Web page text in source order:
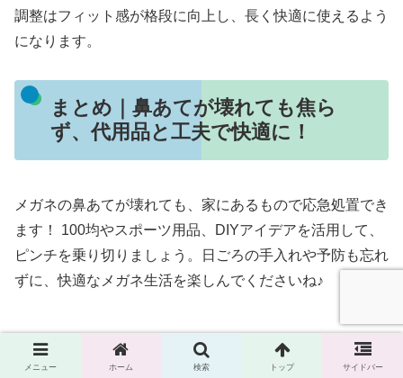
調整はフィット感が格段に向上し、長く快適に使えるよう
になります。
まとめ｜鼻あてが壊れても焦ら
ず、代用品と工夫で快適に！
メガネの鼻あてが壊れても、家にあるもので応急処置でき
ます！ 100均やスポーツ用品、DIYアイデアを活用して、
ピンチを乗り切りましょう。日ごろの手入れや予防も忘れ
ずに、快適なメガネ生活を楽しんでくださいね♪
メニュー ホーム 検索 トップ サイドバー